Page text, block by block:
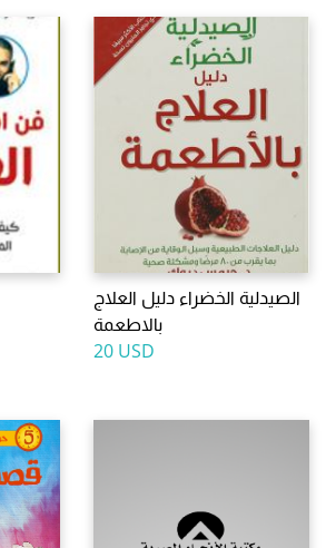
الصيدلية الخضراء دليل العلاج
بالاطعمة
20 USD